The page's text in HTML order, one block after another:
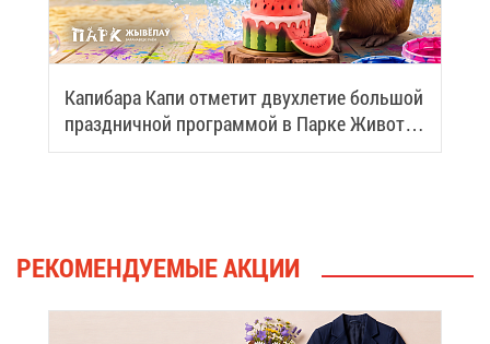
Ка­пи­ба­ра Ка­пи от­ме­тит двух­ле­тие боль­шой
празд­нич­ной про­грам­мой в Пар­ке Жи­вот­
ных
РЕ­КО­МЕН­ДУ­Е­МЫЕ АК­ЦИИ